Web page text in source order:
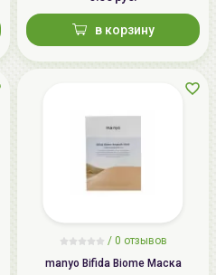
в корзину
/ 0 отзывов
manyo Bifida Biome Маска